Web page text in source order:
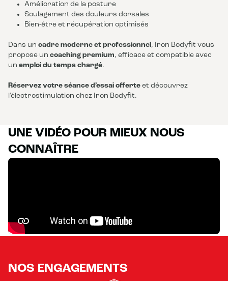
Amélioration de la posture
Soulagement des douleurs dorsales
Bien-être et récupération optimisés
Dans un cadre moderne et professionnel , Iron Bodyfit vous
propose un coaching premium, efficace et compatible avec
un emploi du temps chargé.
Réservez votre séance d’essai offerte et découvrez
l’électrostimulation chez Iron Bodyfit.
UNE VIDÉO POUR MIEUX NOUS
CONNAÎTRE
NOS ENGAGEMENTS